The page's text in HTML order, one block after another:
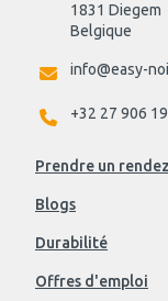
1831 Diegem
Belgique
info@easy-
+32 27 906
Prendre un
Blogs
Durabilité
Offres d'emploi